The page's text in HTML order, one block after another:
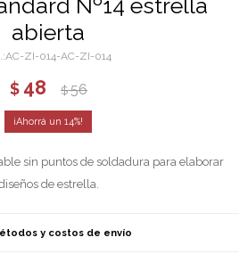
Nº14 estrella
abierta
AC-ZI-014-AC-ZI-014
$ 48 $ 56
14
sin puntos de soldadura para elaborar
de estrella.
y costos de envío